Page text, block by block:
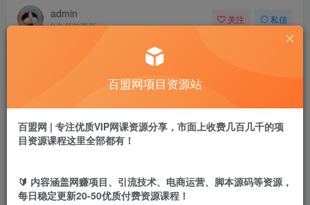
admin
9个月前更新
关注 私信
盟币 9.9
立即购买
百盟网项目资源站
百盟网 | 专注优质VIP网课资源分享，市面上收费几百几千的项
目资源课程这里全部都有！
🔰 内容涵盖网赚项目、引流技术、电商运营、脚本源码等资源，
每日稳定更新20-50优质付费资源课程！